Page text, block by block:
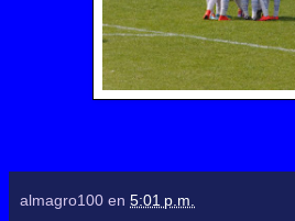
almagro100 en 5:01 p.m.